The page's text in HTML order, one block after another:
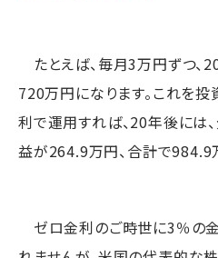
たとえば、毎月3万円ずつ、
720万円になります。これを
利で運用すれば、20年後には
益が264.9万円、合計で984.9
ゼロ金利のご時世に3％の